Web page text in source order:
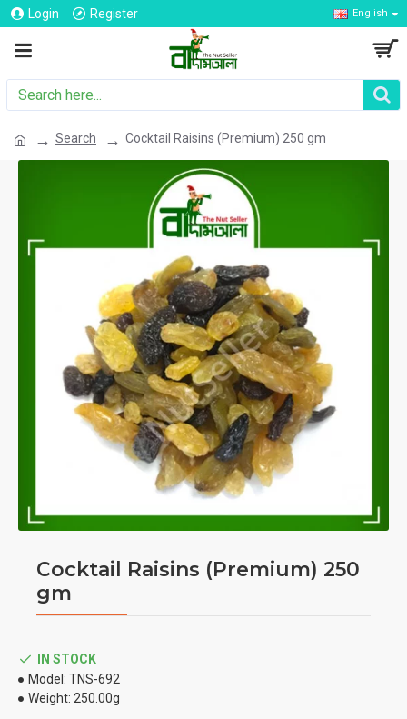
Login Register English
Search Cocktail Raisins (Premium) 250 gm
Cocktail Raisins (Premium) 250
gm
IN STOCK
Model: TNS-692
Weight: 250.00g